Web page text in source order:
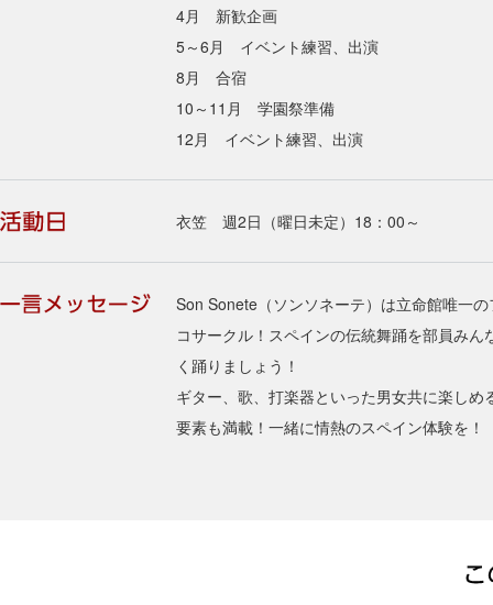
4月 新歓企画
5～6月 イベント練習、出演
8月 合宿
10～11月 学園祭準備
12月 イベント練習、出演
衣笠 週2日（曜日未定）18：00～
Son Sonete（ソンソネーテ）は立命館唯一
コサークル！スペインの伝統舞踊を部員みん
く踊りましょう！
ギター、歌、打楽器といった男女共に楽しめ
要素も満載！一緒に情熱のスペイン体験を！